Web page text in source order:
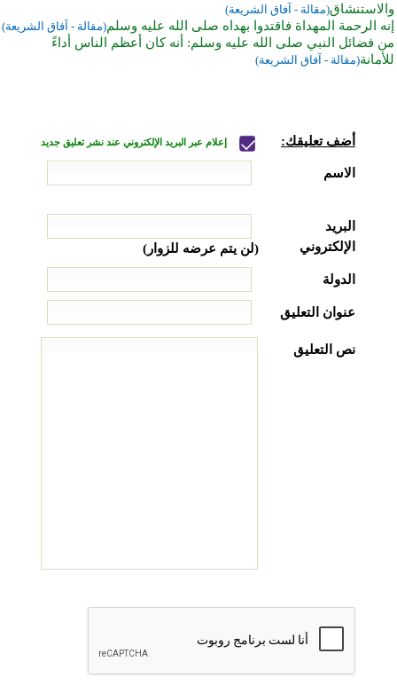
والاستنشاق(مقالة - آفاق الشريعة)
إنه الرحمة المهداة فاقتدوا بهداه صلى الله عليه وسلم(مقالة - آفاق الشريعة)
من فضائل النبي صلى الله عليه وسلم: أنه كان أعظم الناس أداءً
للأمانة(مقالة - آفاق الشريعة)
أضف تعليقك: إعلام عبر البريد الإلكتروني عند نشر تعليق جديد
الاسم
البريد
الإلكتروني
(لن يتم عرضه للزوار)
الدولة
عنوان التعليق
نص التعليق